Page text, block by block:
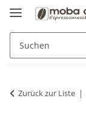
Zurück zur Liste